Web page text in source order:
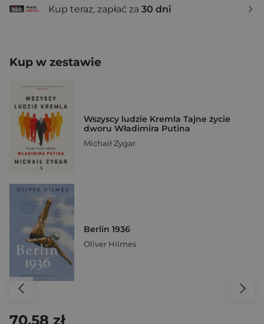
Kup teraz, zapłać za 30 dni
Kup w zestawie
Wszyscy ludzie Kremla Tajne życie
dworu Władimira Putina
Michaił Zygar
Berlin 1936
Oliver Hilmes
70,58 zł